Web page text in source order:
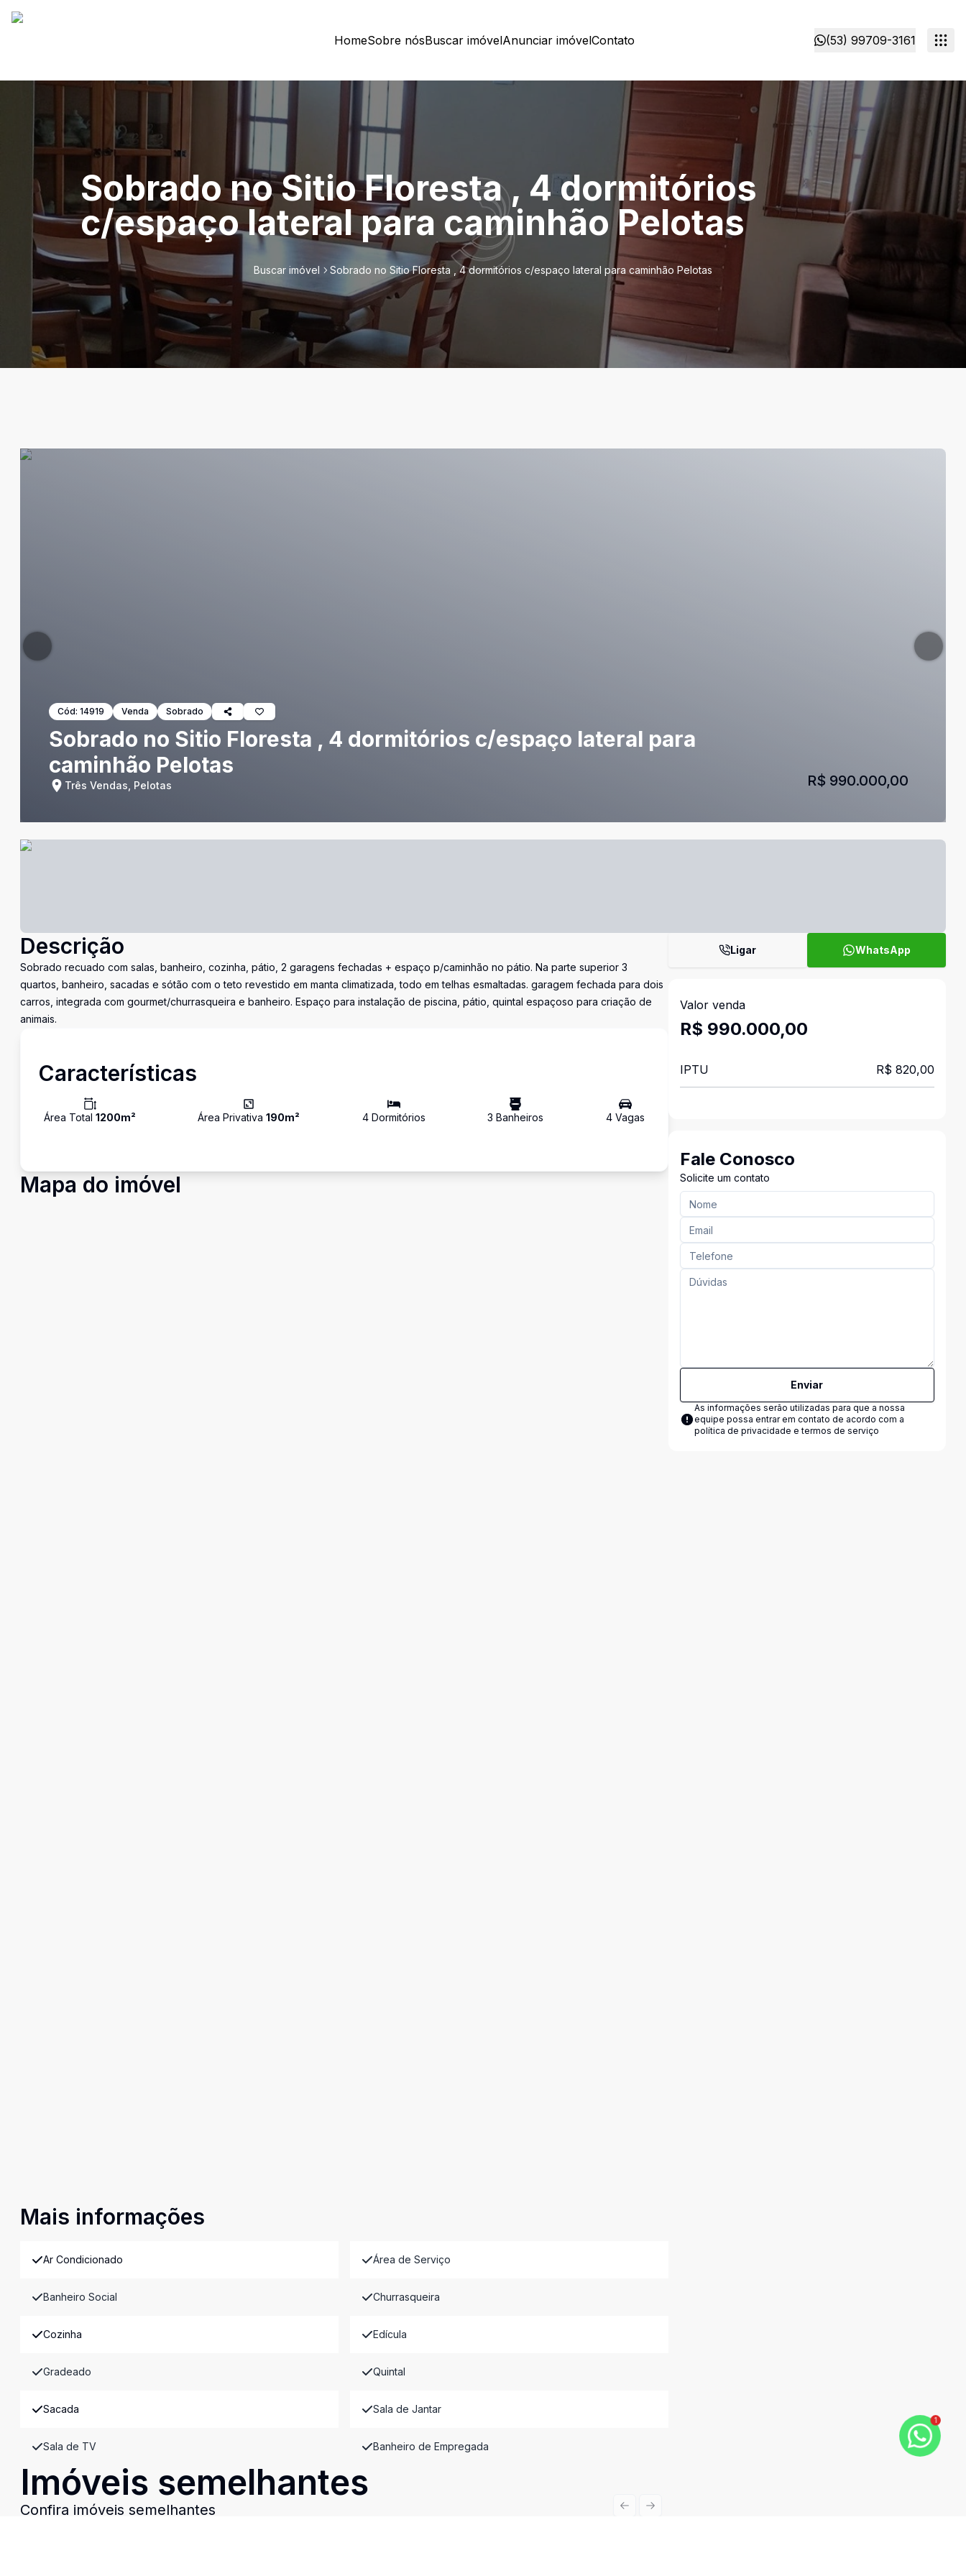
HomeSobre nósBuscar imóvelAnunciar imóvelContato (53) 99709-3161
Sobrado no Sitio Floresta , 4 dormitórios
c/espaço lateral para caminhão Pelotas
Buscar imóvel Sobrado no Sitio Floresta , 4 dormitórios c/espaço lateral para caminhão Pelotas
Cód: 14919 Venda Sobrado
Sobrado no Sitio Floresta , 4 dormitórios c/espaço lateral para
caminhão Pelotas
Três Vendas, Pelotas R$ 990.000,00
Descrição
Sobrado recuado com salas, banheiro, cozinha, pátio, 2 garagens fechadas + espaço p/caminhão no pátio. Na parte superior 3
quartos, banheiro, sacadas e sótão com o teto revestido em manta climatizada, todo em telhas esmaltadas. garagem fechada para dois
carros, integrada com gourmet/churrasqueira e banheiro. Espaço para instalação de piscina, pátio, quintal espaçoso para criação de
animais.
Características
Área Total 1200m² Área Privativa190m² 4Dormitórios 3 Banheiros 4Vagas
Mapa do imóvel
Mais informações
Ar Condicionado Área de Serviço
Banheiro Social Churrasqueira
Cozinha Edícula
Gradeado Quintal
Sacada Sala de Jantar
Sala de TV Banheiro de Empregada
Imóveis semelhantes
Confira imóveis semelhantes Previous slide
Next slide
Ligar WhatsApp
Valor venda
R$ 990.000,00
IPTU R$ 820,00
Fale Conosco
Solicite um contato
Enviar
As informações serão utilizadas para que a nossa
equipe possa entrar em contato de acordo com a
política de privacidade e termos de serviço
1